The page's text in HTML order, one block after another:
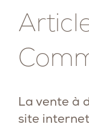
La vente à
site internet